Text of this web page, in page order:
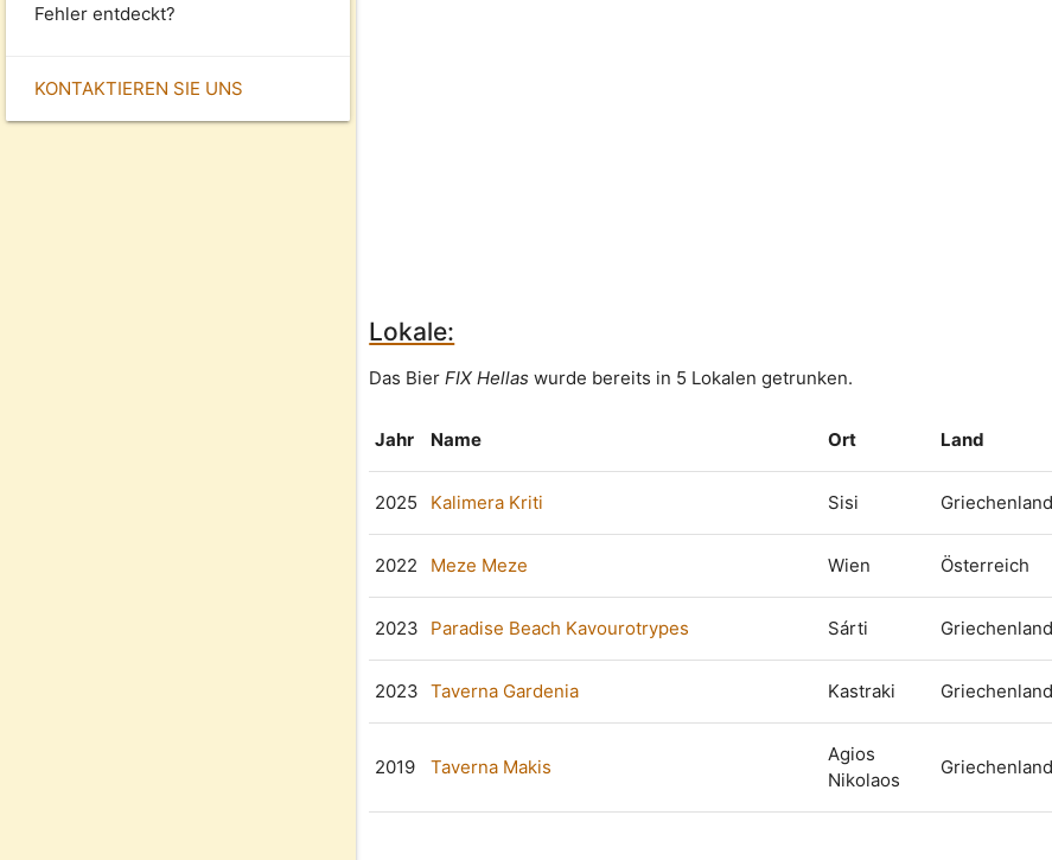
Fehler entdeckt?
KONTAKTIEREN SIE UNS
Lokale:
Das BierFIX Hellas wurde bereits in 5 Lokalen getrunken.
Jahr Name Ort Land
2025 Kalimera Kriti Sisi Griechenland
2022 Meze Meze Wien Österreich
2023 Paradise Beach Kavourotrypes Sárti Griechenland
2023 Taverna Gardenia Kastraki Griechenland
2019 Taverna Makis
Agios
Nikolaos
Griechenland